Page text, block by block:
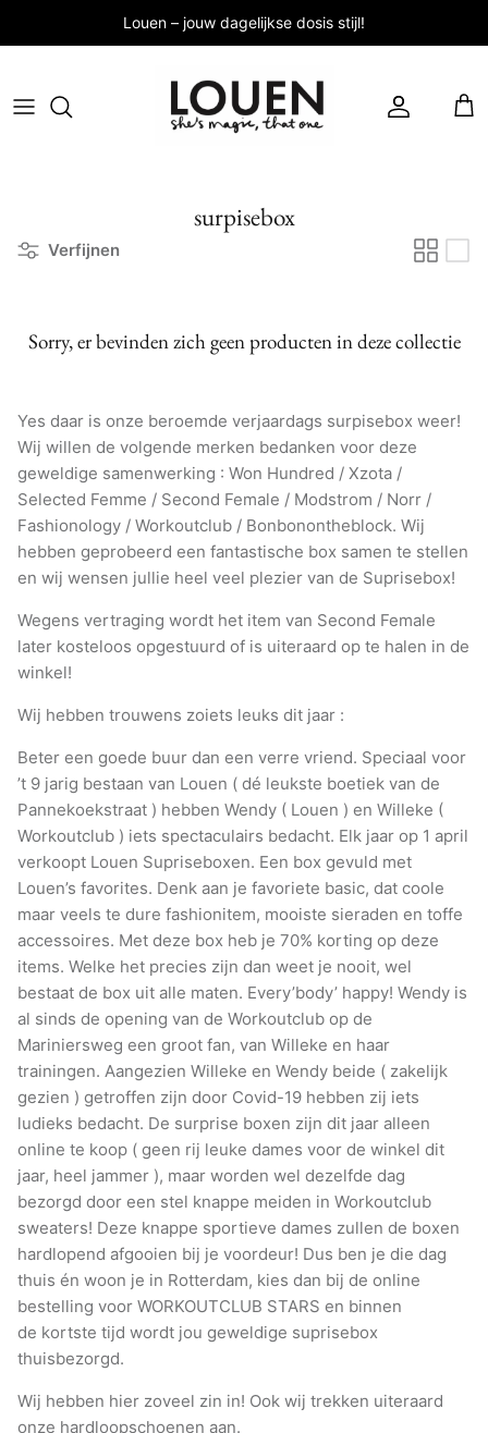
Louen – jouw dagelijkse dosis stijl!
A/W 2026
Nieuwe collectie, nieuwe look! Shop jouw
Louen favorieten voor 2026
Alle Tops
Sieraden
Ontdek nu
Bestsellers Workwear
Louen's picks
Shop Second Female
Nieuws
surpisebox
Verfijnen
Sorry, er bevinden zich geen producten in deze collectie
Yes daar is onze beroemde verjaardags surpisebox weer!
Wij willen de volgende merken bedanken voor deze
geweldige samenwerking : Won Hundred / Xzota /
Selected Femme / Second Female / Modstrom / Norr /
Fashionology / Workoutclub / Bonbonontheblock. Wij
hebben geprobeerd een fantastische box samen te stellen
en wij wensen jullie heel veel plezier van de Suprisebox!
Wegens vertraging wordt het item van Second Female
later kosteloos opgestuurd of is uiteraard op te halen in de
winkel!
Wij hebben trouwens zoiets leuks dit jaar :
Beter een goede buur dan een verre vriend. Speciaal voor
’t 9 jarig bestaan van Louen ( dé leukste boetiek van de
Pannekoekstraat ) hebben Wendy ( Louen ) en Willeke (
Workoutclub ) iets spectaculairs bedacht. Elk jaar op 1 april
verkoopt Louen Supriseboxen. Een box gevuld met
Louen’s favorites. Denk aan je favoriete basic, dat coole
maar veels te dure fashionitem, mooiste sieraden en toffe
accessoires. Met deze box heb je 70% korting op deze
items. Welke het precies zijn dan weet je nooit, wel
bestaat de box uit alle maten. Every’body’ happy! Wendy is
al sinds de opening van de Workoutclub op de
Mariniersweg een groot fan, van Willeke en haar
trainingen. Aangezien Willeke en Wendy beide ( zakelijk
gezien ) getroffen zijn door Covid-19 hebben zij iets
ludieks bedacht. De surprise boxen zijn dit jaar alleen
online te koop ( geen rij leuke dames voor de winkel dit
jaar, heel jammer ), maar worden wel dezelfde dag
bezorgd door een stel knappe meiden in Workoutclub
sweaters! Deze knappe sportieve dames zullen de boxen
hardlopend afgooien bij je voordeur! Dus ben je die dag
thuis én woon je in Rotterdam, kies dan bij de online
bestelling voor WORKOUTCLUB STARS en binnen
de kortste tijd wordt jou geweldige suprisebox
thuisbezorgd.
Wij hebben hier zoveel zin in! Ook wij trekken uiteraard
onze hardloopschoenen aan.